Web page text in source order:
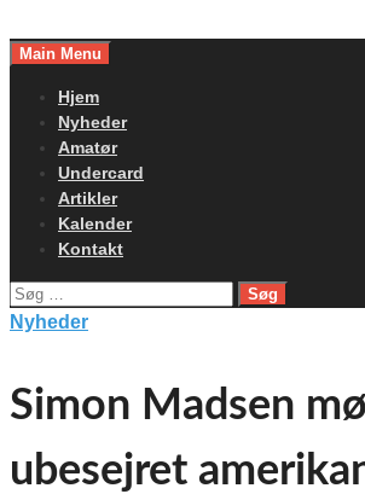
toMain Menu
Hjem
Nyheder
Amatør
Undercard
Artikler
Kalender
Kontakt
Søg
efter:
Nyheder
Simon Madsen
ubesejret